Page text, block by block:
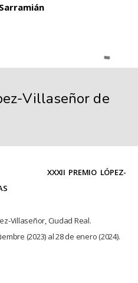
Villaseñor de
XXXII PREMIO LÓPEZ-
Villaseñor,Ciudad Real.
(2023) al 28 de enero (2024).